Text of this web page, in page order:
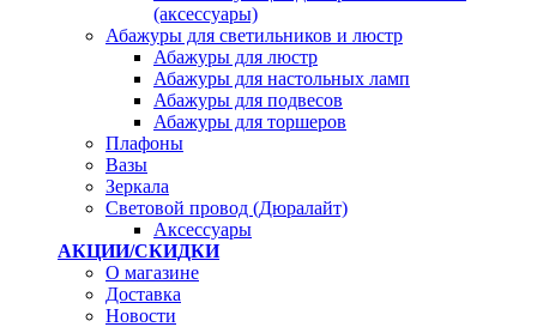
(аксессуары)
Абажуры для светильников и люстр
Абажуры для люстр
Абажуры для настольных ламп
Абажуры для подвесов
Абажуры для торшеров
Плафоны
Вазы
Зеркала
Световой провод (Дюралайт)
Аксессуары
АКЦИИ/СКИДКИ
О магазине
Доставка
Новости